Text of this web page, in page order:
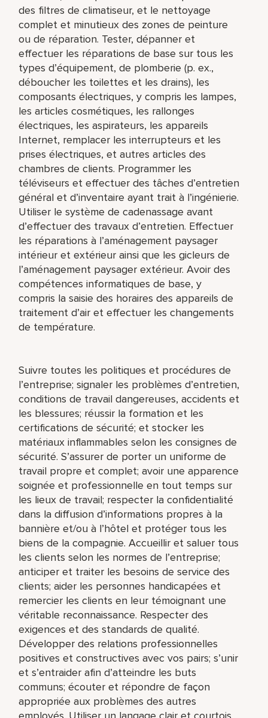
des filtres de climatiseur, et le nettoyage
complet et minutieux des zones de peinture
ou de réparation. Tester, dépanner et
effectuer les réparations de base sur tous les
types d’équipement, de plomberie (p. ex.,
déboucher les toilettes et les drains), les
composants électriques, y compris les lampes,
les articles cosmétiques, les rallonges
électriques, les aspirateurs, les appareils
Internet, remplacer les interrupteurs et les
prises électriques, et autres articles des
chambres de clients. Programmer les
téléviseurs et effectuer des tâches d’entretien
général et d’inventaire ayant trait à l’ingénierie.
Utiliser le système de cadenassage avant
d’effectuer des travaux d’entretien. Effectuer
les réparations à l’aménagement paysager
intérieur et extérieur ainsi que les gicleurs de
l’aménagement paysager extérieur. Avoir des
compétences informatiques de base, y
compris la saisie des horaires des appareils de
traitement d’air et effectuer les changements
de température.
Suivre toutes les politiques et procédures de
l’entreprise; signaler les problèmes d’entretien,
conditions de travail dangereuses, accidents et
les blessures; réussir la formation et les
certifications de sécurité; et stocker les
matériaux inflammables selon les consignes de
sécurité. S’assurer de porter un uniforme de
travail propre et complet; avoir une apparence
soignée et professionnelle en tout temps sur
les lieux de travail; respecter la confidentialité
dans la diffusion d’informations propres à la
bannière et/ou à l’hôtel et protéger tous les
biens de la compagnie. Accueillir et saluer tous
les clients selon les normes de l’entreprise;
anticiper et traiter les besoins de service des
clients; aider les personnes handicapées et
remercier les clients en leur témoignant une
véritable reconnaissance. Respecter des
exigences et des standards de qualité.
Développer des relations professionnelles
positives et constructives avec vos pairs; s’unir
et s’entraider afin d’atteindre les buts
communs; écouter et répondre de façon
appropriée aux problèmes des autres
employés. Utiliser un langage clair et courtois